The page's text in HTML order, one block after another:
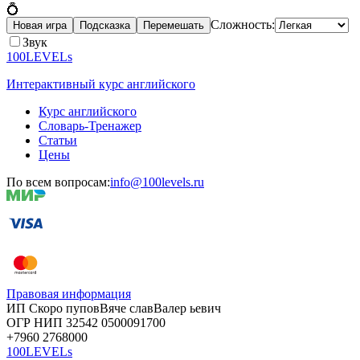
💍
Новая игра Подсказка Перемешать Сложность:
Звук
100LEVELs
Интерактивный курс английского
Курс английского
Словарь-Тренажер
Статьи
Цены
По всем вопросам:info@100levels.ru
Правовая информация
ИП Скоро пуповВяче славВалер ьевич
ОГР НИП 32542 0500091700
+7960 2768000
100LEVELs